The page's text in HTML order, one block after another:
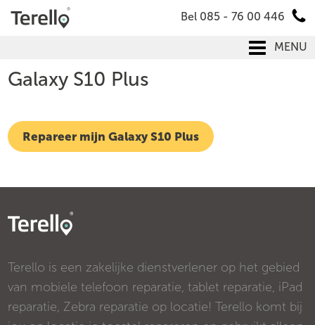
Bel 085 - 76 00 446
MENU
Galaxy S10 Plus
Repareer mijn Galaxy S10 Plus
Terello is een zakelijke dienstverlener op het gebied
van mobiele telefoon reparatie, tablet reparatie, iPad
reparatie, Zebra reparatie op locatie! Terello komt bij